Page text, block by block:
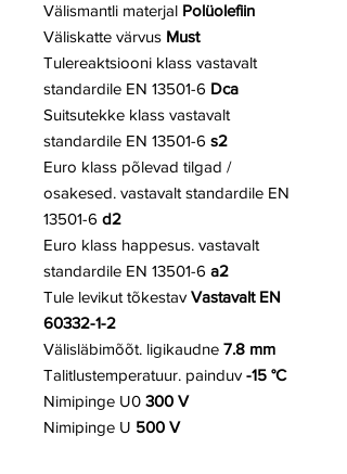
Välismantli materjal Polüolefiin
Väliskatte värvus Must
Tulereaktsiooni klass vastavalt
standardile EN 13501-6 Dca
Suitsutekke klass vastavalt
standardile EN 13501-6 s2
Euro klass põlevad tilgad /
osakesed. vastavalt standardile EN
13501-6 d2
Euro klass happesus. vastavalt
standardile EN 13501-6 a2
Tule levikut tõkestav Vastavalt EN
60332-1-2
Välisläbimõõt. ligikaudne 7.8 mm
Talitlustemperatuur. painduv -15 °C
Nimipinge U0 300 V
Nimipinge U 500 V